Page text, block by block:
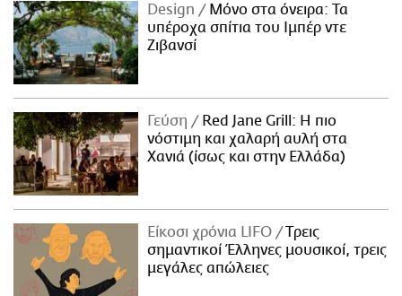
Design
Μόνο στα όνειρα: Τα
υπέροχα σπίτια του Ιμπέρ ντε
Ζιβανσί
Γεύση
Red Jane Grill: Η πιο
νόστιμη και χαλαρή αυλή στα
Χανιά (ίσως και στην Ελλάδα)
Είκοσι χρόνια LIFO
Tρεις
σημαντικοί Έλληνες μουσικοί, τρεις
μεγάλες απώλειες